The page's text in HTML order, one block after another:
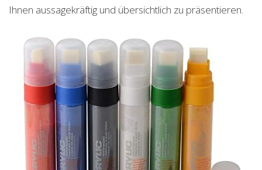
Ihnen aussagekräftig und übersichtlich zu präsentieren.